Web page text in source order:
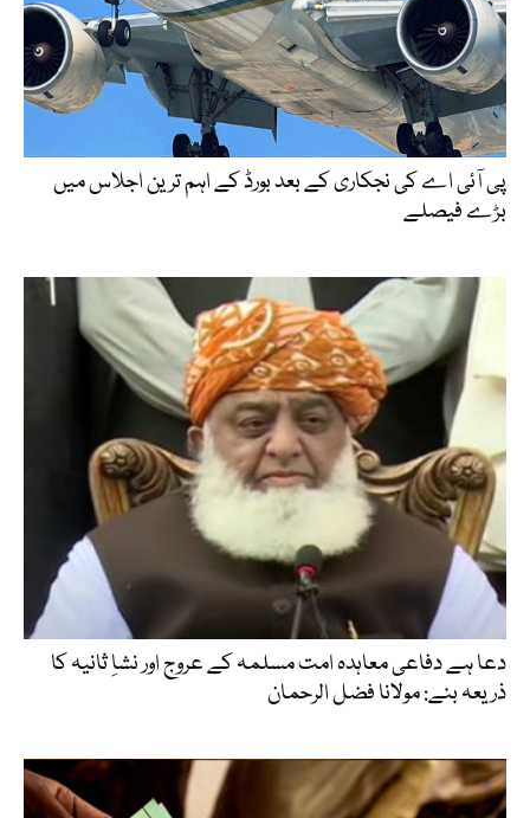
پی آئی اے کی نجکاری کے بعد بورڈ کے اہم ترین اجلاس میں
بڑے فیصلے
دعا ہے دفاعی معاہدہ امت مسلمہ کے عروج اور نشاِ ثانیہ کا
ذریعہ بنے: مولانا فضل الرحمان